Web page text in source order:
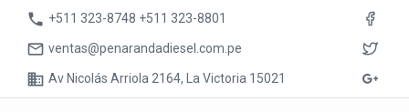
phone +511 323-8748 +511 323-8801
mail_outline ventas@penarandadiesel.com.pe
business Av Nicolás Arriola 2164, La Victoria 15021